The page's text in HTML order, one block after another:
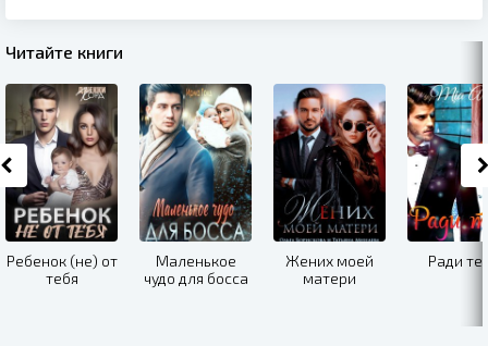
Читайте книги
Ребенок (не) от
тебя
Маленькое
чудо для босса
Жених моей
матери
Ради